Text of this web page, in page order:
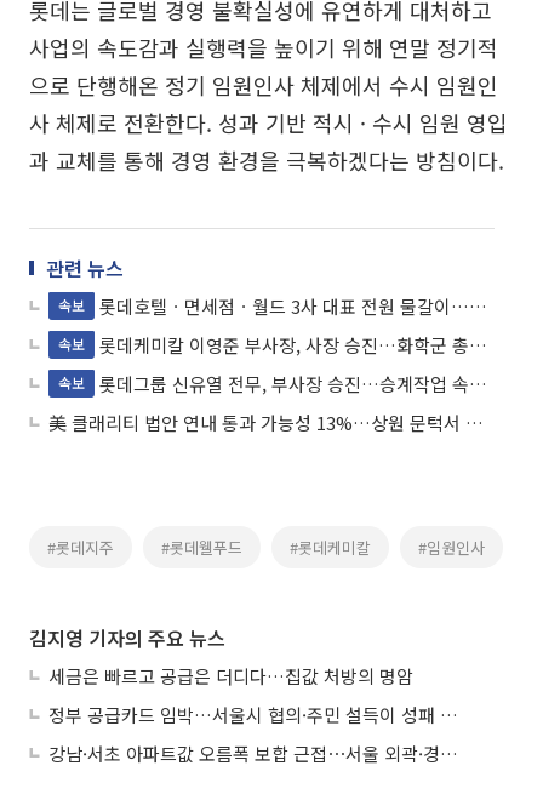
롯데는 글로벌 경영 불확실성에 유연하게 대처하고
사업의 속도감과 실행력을 높이기 위해 연말 정기적
으로 단행해온 정기 임원인사 체제에서 수시 임원인
사 체제로 전환한다. 성과 기반 적시 · 수시 임원 영입
과 교체를 통해 경영 환경을 극복하겠다는 방침이다.
관련 뉴스
속보 롯데호텔ㆍ면세점ㆍ월드 3사 대표 전원 물갈이…고강도 쇄신
속보 롯데케미칼 이영준 부사장, 사장 승진…화학군 총괄대표 선임
속보
롯데그룹 신유열 전무, 부사장 승진…승계작업 속도낸다
美 클래리티 법안 연내 통과 가능성 13%…상원 문턱서 제동
#롯데지주 #롯데웰푸드 #롯데케미칼 #임원인사
김지영 기자의 주요 뉴스
세금은 빠르고 공급은 더디다…집값 처방의 명암
정부 공급카드 임박…서울시 협의·주민 설득이 성패 가른다
강남·서초 아파트값 오름폭 보합 근접⋯서울 외곽·경기 남부 중심 매수세